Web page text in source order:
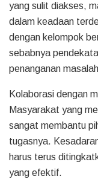
yang sulit diakses,
dalam keadaan
dengan kelompok
sebabnya
penanganan
Kolaborasi dengan
Masyarakat yang
sangat membantu
tugasnya.
harus terus
yang efektif.